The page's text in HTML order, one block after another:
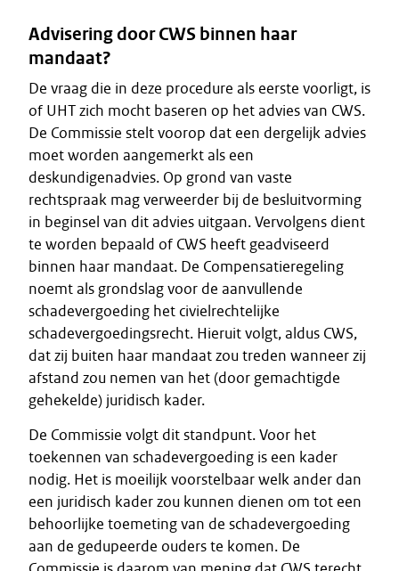
Advisering door CWS binnen haar
mandaat?
De vraag die in deze procedure als eerste voorligt, is
of UHT zich mocht baseren op het advies van CWS.
De Commissie stelt voorop dat een dergelijk advies
moet worden aangemerkt als een
deskundigenadvies. Op grond van vaste
rechtspraak mag verweerder bij de besluitvorming
in beginsel van dit advies uitgaan. Vervolgens dient
te worden bepaald of CWS heeft geadviseerd
binnen haar mandaat. De Compensatieregeling
noemt als grondslag voor de aanvullende
schadevergoeding het civielrechtelijke
schadevergoedingsrecht. Hieruit volgt, aldus CWS,
dat zij buiten haar mandaat zou treden wanneer zij
afstand zou nemen van het (door gemachtigde
gehekelde) juridisch kader.
De Commissie volgt dit standpunt. Voor het
toekennen van schadevergoeding is een kader
nodig. Het is moeilijk voorstelbaar welk ander dan
een juridisch kader zou kunnen dienen om tot een
behoorlijke toemeting van de schadevergoeding
aan de gedupeerde ouders te komen. De